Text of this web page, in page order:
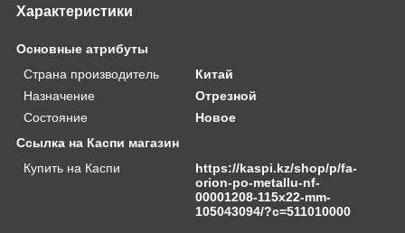
Характеристики
Основные атрибуты
Страна производитель
Китай
Назначение
Отрезной
Состояние
Новое
Ссылка на Каспи магазин
Купить на Каспи
https://kaspi.kz/shop/p/fa-
orion-po-metallu-nf-
00001208-115x22-mm-
105043094/?c=511010000